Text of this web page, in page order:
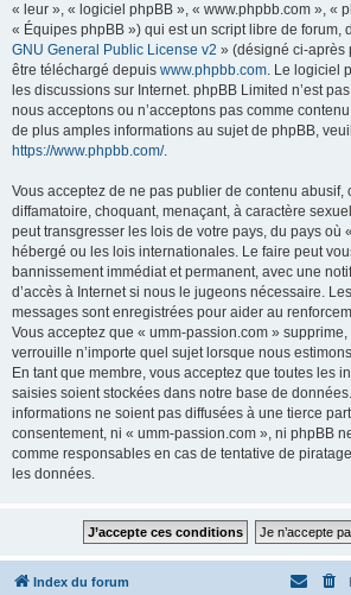
« leur », « logiciel phpBB », « www.phpbb.com », «
« Équipes phpBB ») qui est un script libre de forum,
GNU General Public License v2 » (désigné ci-après
être téléchargé depuis www.phpbb.com. Le logiciel
les discussions sur Internet. phpBB Limited n’est
nous acceptons ou n’acceptons pas comme
de plus amples informations au sujet de phpBB,
https://www.phpbb.com/.
Vous acceptez de ne pas publier de contenu abusif,
diffamatoire, choquant, menaçant, à caractère
peut transgresser les lois de votre pays, du pays où
hébergé ou les lois internationales. Le faire peut
bannissement immédiat et permanent, avec une
d’accès à Internet si nous le jugeons nécessaire.
messages sont enregistrées pour aider au
Vous acceptez que « umm-passion.com »
verrouille n’importe quel sujet lorsque nous
En tant que membre, vous acceptez que toutes les
saisies soient stockées dans notre base de
informations ne soient pas diffusées à une tierce
consentement, ni « umm-passion.com », ni phpBB
comme responsables en cas de tentative de
les données.
Index du forum